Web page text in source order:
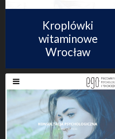
Kroplówki
witaminowe
Wrocław